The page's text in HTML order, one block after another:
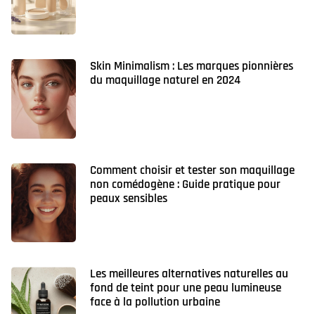
Skin Minimalism : Les marques pionnières
du maquillage naturel en 2024
Comment choisir et tester son maquillage
non comédogène : Guide pratique pour
peaux sensibles
Les meilleures alternatives naturelles au
fond de teint pour une peau lumineuse
face à la pollution urbaine